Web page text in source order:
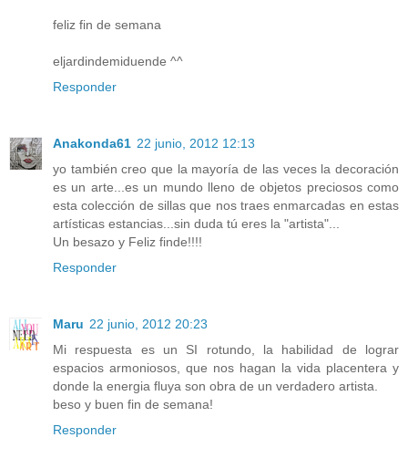
feliz fin de semana
eljardindemiduende ^^
Responder
Anakonda61 22 junio, 2012 12:13
yo también creo que la mayoría de las veces la decoración
es un arte...es un mundo lleno de objetos preciosos como
esta colección de sillas que nos traes enmarcadas en estas
artísticas estancias...sin duda tú eres la "artista"...
Un besazo y Feliz finde!!!!
Responder
Maru 22 junio, 2012 20:23
Mi respuesta es un SI rotundo, la habilidad de lograr
espacios armoniosos, que nos hagan la vida placentera y
donde la energia fluya son obra de un verdadero artista.
beso y buen fin de semana!
Responder